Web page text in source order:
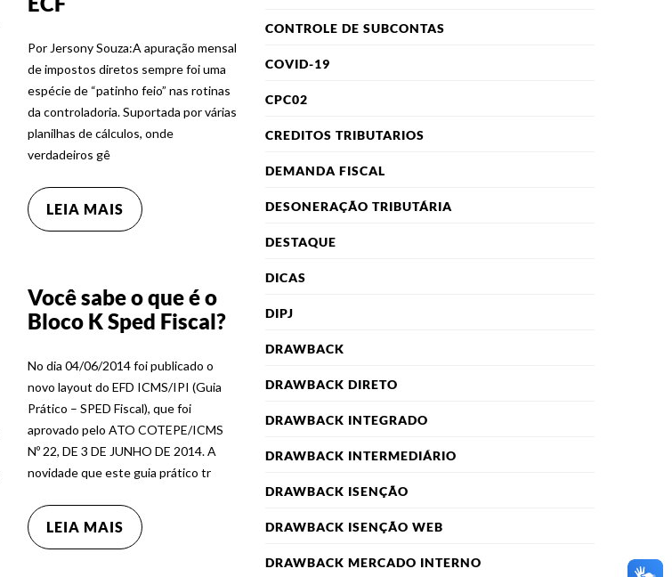
Por Jersony Souza:A apuração mensal
de impostos diretos sempre foi uma
espécie de “patinho feio” nas rotinas
da controladoria. Suportada por várias
planilhas de cálculos, onde
verdadeiros gê
LEIA MAIS
Você sabe o que é o
Bloco K Sped Fiscal?
No dia 04/06/2014 foi publicado o
novo layout do EFD ICMS/IPI (Guia
Prático – SPED Fiscal), que foi
aprovado pelo ATO COTEPE/ICMS
Nº 22, DE 3 DE JUNHO DE 2014. A
novidade que este guia prático tr
LEIA MAIS
CONTROLE DE SUBCONTAS
COVID-19
CPC02
CREDITOS TRIBUTARIOS
DEMANDA FISCAL
DESONERAÇÃO TRIBUTÁRIA
DESTAQUE
DICAS
DIPJ
DRAWBACK
DRAWBACK DIRETO
DRAWBACK INTEGRADO
DRAWBACK INTERMEDIÁRIO
DRAWBACK ISENÇÃO
DRAWBACK ISENÇÃO WEB
DRAWBACK MERCADO INTERNO